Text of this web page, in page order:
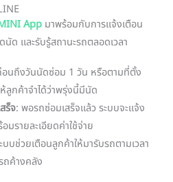
App มาพร้อมกับการแจ้งเตือน
ด และรับรู้สถานะรถตลอดเวลา
นถึงวันนัดซ่อม 1 วัน หรือตามที่ตั้ง
ลูกค้าจำได้ว่าพรุ่งนี้มีนัด
ร็จ: พอรถซ่อมเสร็จแล้ว ระบบจะแจ้ง
รายละเอียดค่าใช้จ่าย
บบช่วยเตือนลูกค้าให้มารับรถตามเวลา
ค้างคลัง